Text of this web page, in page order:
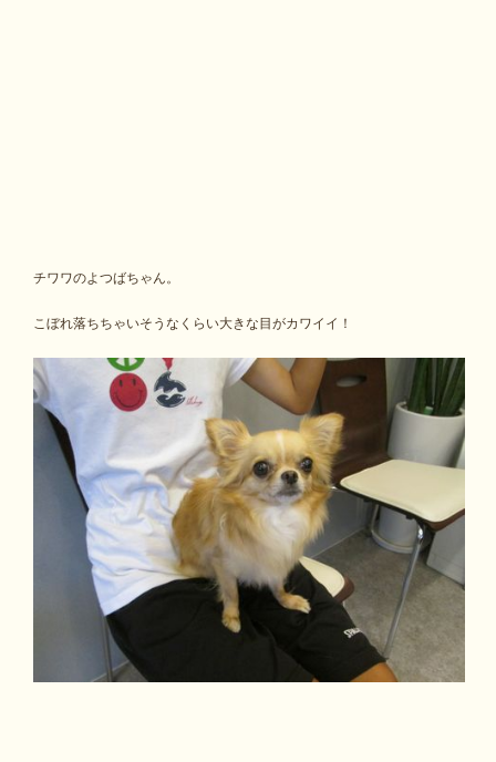
チワワのよつばちゃん。
こぼれ落ちちゃいそうなくらい大きな目がカワイイ！